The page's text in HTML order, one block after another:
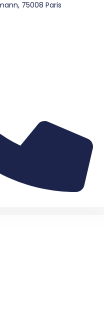
75008 Paris